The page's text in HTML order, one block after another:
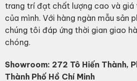
trang trí đạt chất lượng cao và giá
của mình. Với hàng ngàn mẫu sản
chúng tôi đáp ứng thời gian giao
chóng.
Showroom: 272 Tô Hiến Thành,
Thành Phố Hồ Chí Minh